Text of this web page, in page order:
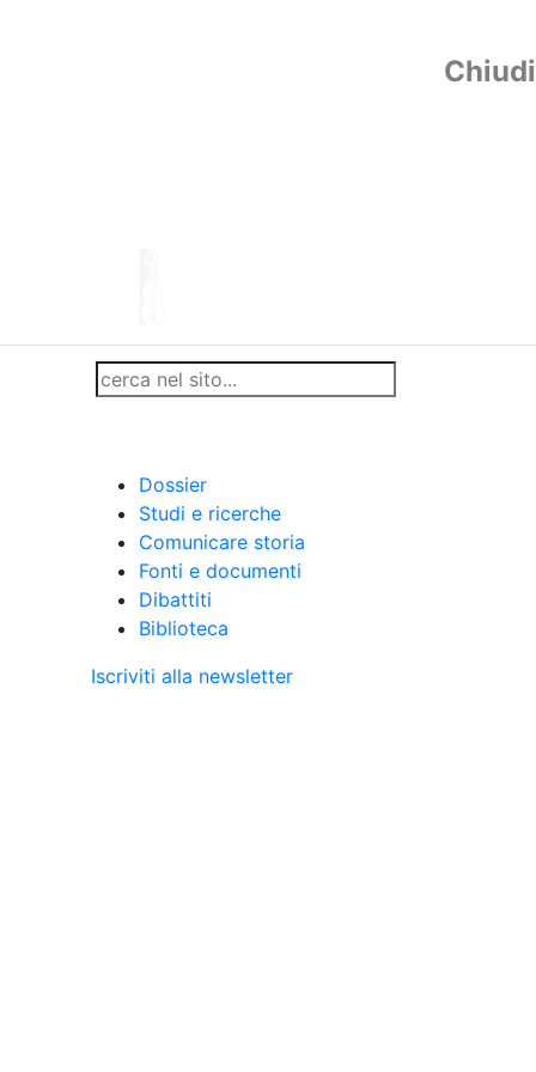
Chiudi
Dossier
Studi e ricerche
Comunicare storia
Fonti e documenti
Dibattiti
Biblioteca
Iscriviti alla newsletter